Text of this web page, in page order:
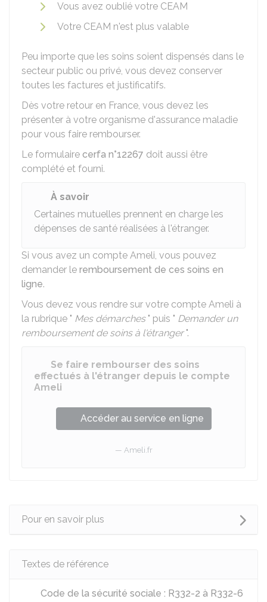
Vous avez oublié votre CEAM
Votre CEAM n'est plus valable
Peu importe que les soins soient dispensés dans le
secteur public ou privé, vous devez conserver
toutes les factures et justificatifs.
Dès votre retour en France, vous devez les
présenter à votre organisme d'assurance maladie
pour vous faire rembourser.
Le formulaire cerfa n°12267 doit aussi être
complété et fourni.
À savoir
Certaines mutuelles prennent en charge les
dépenses de santé réalisées à l'étranger.
Si vous avez un compte Ameli, vous pouvez
demander le remboursement de ces soins en
ligne.
Vous devez vous rendre sur votre compte Ameli à
la rubrique " Mes démarches" puis " Demander un
remboursement de soins à l'étranger".
Se faire rembourser des soins
effectués à l'étranger depuis le compte
Ameli
Accéder au service en ligne
Ameli.fr
Pour en savoir plus
Textes de référence
Code de la sécurité sociale : R332-2 à R332-6